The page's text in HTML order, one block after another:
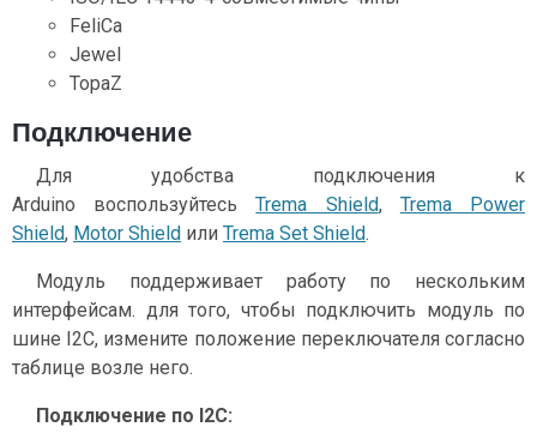
FeliCa
Jewel
TopaZ
Подключение
Для удобства подключения к
Arduino воспользуйтесьTrema Shield, Trema Power
Shield, Motor Shield или Trema Set Shield.
Модуль поддерживает работу по нескольким
интерфейсам. для того, чтобы подключить модуль по
шине I2C, измените положение переключателя согласно
таблице возле него.
Подключение по I2C: